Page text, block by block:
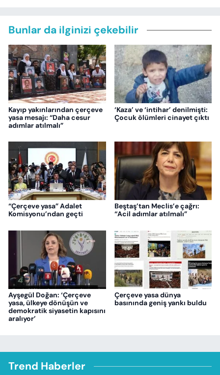
Bunlar da ilginizi çekebilir
Kayıp yakınlarından çerçeve
yasa mesajı: “Daha cesur
adımlar atılmalı”
‘Kaza’ ve ‘intihar’ denilmişti:
Çocuk ölümleri cinayet çıktı
“Çerçeve yasa” Adalet
Komisyonu’ndan geçti
Beştaş’tan Meclis’e çağrı:
“Acil adımlar atılmalı”
Ayşegül Doğan: ‘Çerçeve
yasa, ülkeye dönüşün ve
demokratik siyasetin kapısını
aralıyor’
Çerçeve yasa dünya
basınında geniş yankı buldu
Trend Haberler